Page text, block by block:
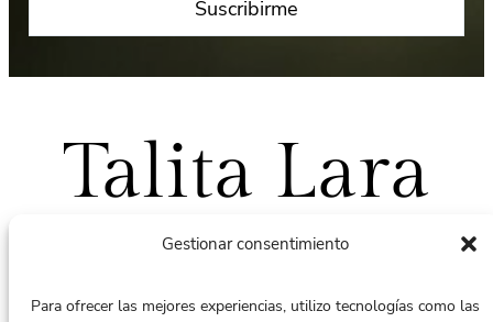
Gestionar consentimiento
Para ofrecer las mejores experiencias, utilizo tecnologías como las
Talita Lara